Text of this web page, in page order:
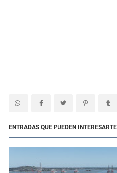
ENTRADAS QUE PUEDEN INTERESARTE